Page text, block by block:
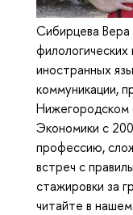
Сибирцева Вера
иностранных
коммуникации,
Экономики с
профессию,
встреч с
стажировки за
читайте в